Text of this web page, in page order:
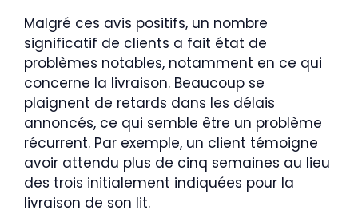
Malgré ces avis positifs, un nombre
significatif de clients a fait état de
problèmes notables, notamment en ce qui
concerne la livraison. Beaucoup se
plaignent de retards dans les délais
annoncés, ce qui semble être un problème
récurrent. Par exemple, un client témoigne
avoir attendu plus de cinq semaines au lieu
des trois initialement indiquées pour la
livraison de son lit.